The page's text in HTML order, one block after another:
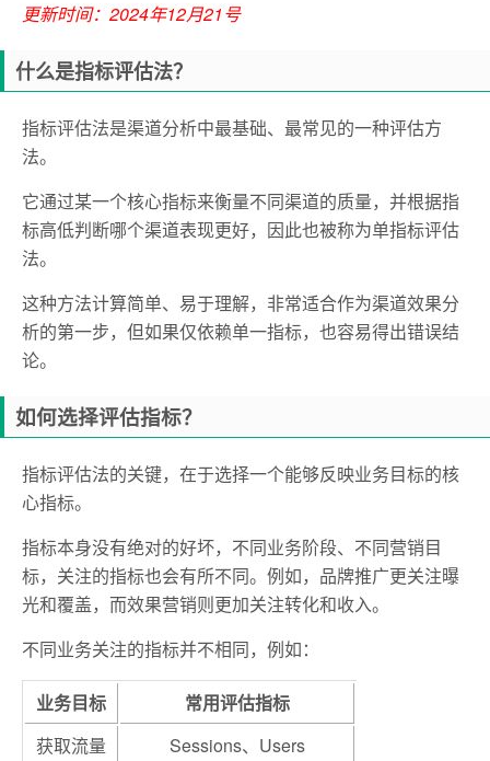
更新时间：2024年12月21号
什么是指标评估法？
指标评估法是渠道分析中最基础、最常见的一种评估方
法。
它通过某一个核心指标来衡量不同渠道的质量，并根据指
标高低判断哪个渠道表现更好，因此也被称为单指标评估
法。
这种方法计算简单、易于理解，非常适合作为渠道效果分
析的第一步，但如果仅依赖单一指标，也容易得出错误结
论。
如何选择评估指标？
指标评估法的关键，在于选择一个能够反映业务目标的核
心指标。
指标本身没有绝对的好坏，不同业务阶段、不同营销目
标，关注的指标也会有所不同。例如，品牌推广更关注曝
光和覆盖，而效果营销则更加关注转化和收入。
不同业务关注的指标并不相同，例如：
业务目标
常用评估指标
获取流量
Sessions、Users